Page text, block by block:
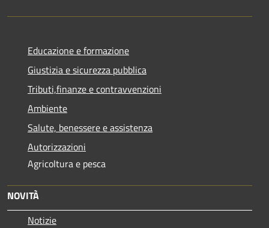
Educazione e formazione
Giustizia e sicurezza pubblica
Tributi,finanze e contravvenzioni
Ambiente
Salute, benessere e assistenza
Autorizzazioni
Agricoltura e pesca
NOVITÀ
Notizie